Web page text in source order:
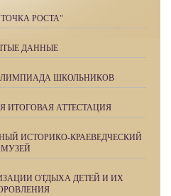
РОСТА"
ДАННЫЕ
ШКОЛЬНИКОВ
ИТОГОВАЯ АТТЕСТАЦИЯ
ИСТОРИКО-КРАЕВЕДЧЕСКИЙ
МУЗЕЙ
ОТДЫХА ДЕТЕЙ И ИХ